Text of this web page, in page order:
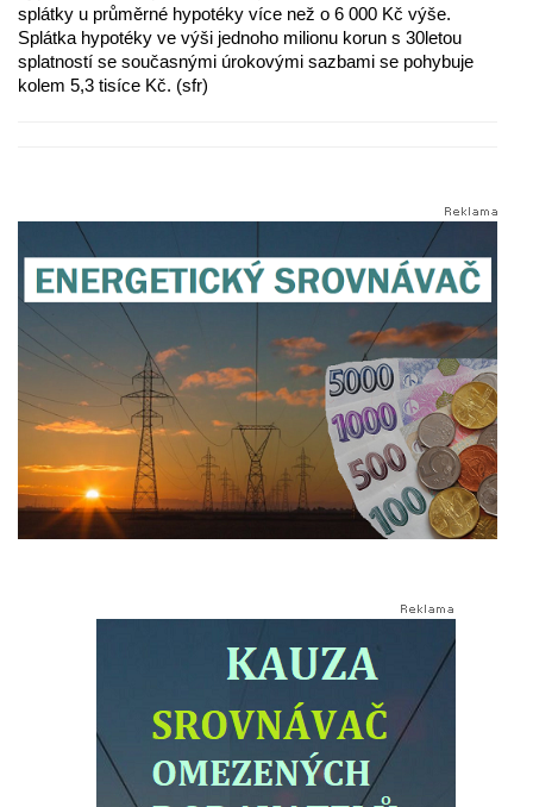
splátky u průměrné hypotéky více než o 6 000 Kč výše.
Splátka hypotéky ve výši jednoho milionu korun s 30letou
splatností se současnými úrokovými sazbami se pohybuje
kolem 5,3 tisíce Kč. (sfr)